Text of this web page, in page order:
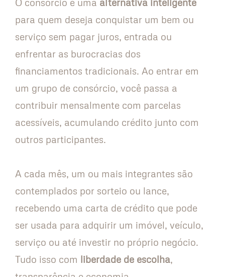
O consórcio é uma alternativa inteligente
para quem deseja conquistar um bem ou
serviço sem pagar juros, entrada ou
enfrentar as burocracias dos
financiamentos tradicionais. Ao entrar em
um grupo de consórcio, você passa a
contribuir mensalmente com parcelas
acessíveis, acumulando crédito junto com
outros participantes.
A cada mês, um ou mais integrantes são
contemplados por sorteio ou lance,
recebendo uma carta de crédito que pode
ser usada para adquirir um imóvel, veículo,
serviço ou até investir no próprio negócio.
Tudo isso com liberdade de escolha,